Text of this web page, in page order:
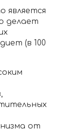
является
делает
(в 100
от